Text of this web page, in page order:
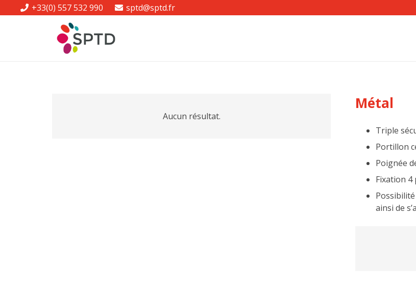
+33(0) 557 532 990 sptd@sptd.fr
Aucun résultat.
Métal
Triple
Portillon
Poignée
Fixation
ainsi de